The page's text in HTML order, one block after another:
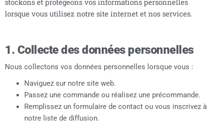
lorsque vous utilisez notre site internet et nos services.
1. Collecte des données personnelles
Nous collectons vos données personnelles lorsque vous :
Naviguez sur notre site web.
Passez une commande ou réalisez une précommande.
Remplissez un formulaire de contact ou vous inscrivez à
notre liste de diffusion.